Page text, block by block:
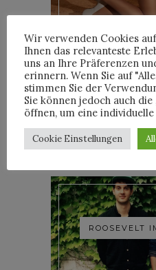
YOANN
WOODKID
ROOSEVELT
Wir verwenden Cookies
Ihnen das relevanteste
uns an Ihre Präferenzen
erinnern. Wenn Sie auf
stimmen Sie der
Sie können jedoch auch
öffnen, um eine
Cookie Einstellungen